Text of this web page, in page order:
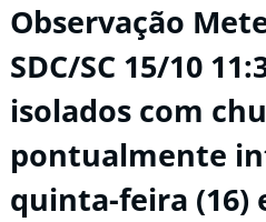
Observação
SDC/SC 15/10
isolados com
pontualmente
quinta-feira (16)